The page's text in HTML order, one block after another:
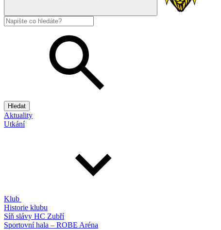
Hledat
Aktuality
Utkání
Klub
Historie klubu
Síň slávy HC Zubří
Sportovní hala – ROBE Aréna